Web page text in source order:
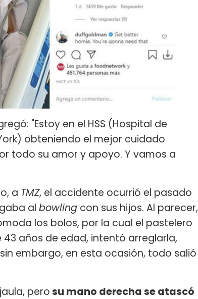
"Estoy en el HSS (Hospital de
obteniendo el mejor cuidado
todo su amor y apoyo. Y vamos a
a TMZ, el accidente ocurrió el pasado
al bowling con sus hijos. Al parecer,
los bolos, por la cual el pastelero
años de edad, intentó arreglarla,
embargo, en esta ocasión, todo salió
perosu mano derecha se atascó